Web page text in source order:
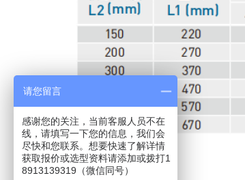
请您留言
感谢您的关注，当前客服人员不在
线，请填写一下您的信息，我们会
尽快和您联系。想要快速了解详情
获取报价或选型资料请添加或拨打1